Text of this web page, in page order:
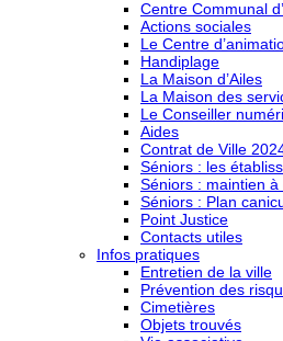
Centre Communal
Actions sociales
Le Centre
Handiplage
La Maison d’Ailes
La Maison des
Le Conseiller
Aides
Contrat de Ville
Séniors : les
Séniors : maintien à
Séniors : Plan
Point Justice
Contacts utiles
Infos pratiques
Entretien de la ville
Prévention des
Cimetières
Objets trouvés